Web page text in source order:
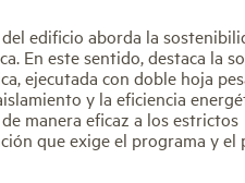
edificio aborda la
En este sentido, destaca la
ejecutada con doble hoja
y la eficiencia
manera eficaz a los estrictos
que exige el programa y el